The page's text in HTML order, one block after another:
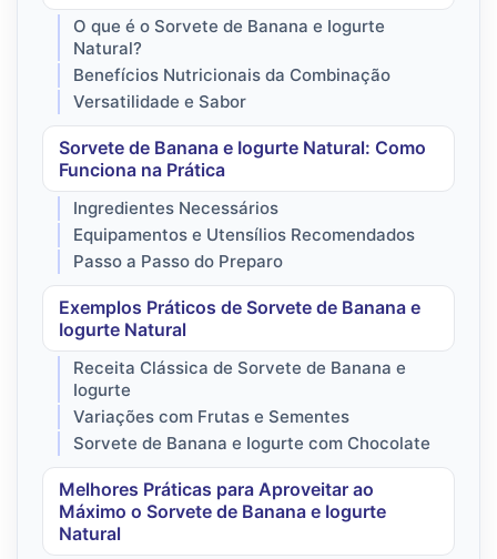
O que é o Sorvete de Banana e Iogurte
Natural?
Benefícios Nutricionais da Combinação
Versatilidade e Sabor
Sorvete de Banana e Iogurte Natural: Como
Funciona na Prática
Ingredientes Necessários
Equipamentos e Utensílios Recomendados
Passo a Passo do Preparo
Exemplos Práticos de Sorvete de Banana e
Iogurte Natural
Receita Clássica de Sorvete de Banana e
Iogurte
Variações com Frutas e Sementes
Sorvete de Banana e Iogurte com Chocolate
Melhores Práticas para Aproveitar ao
Máximo o Sorvete de Banana e Iogurte
Natural